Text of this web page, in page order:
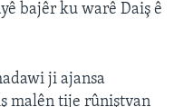
bajêr ku warê Daiş ê
ji ajansa
malên tije rûniştvan